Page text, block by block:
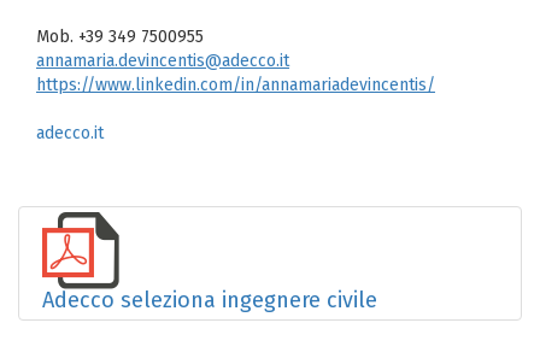
Mob. +39 349 7500955
annamaria.devincentis@adecco.it
https://www.linkedin.com/in/annamariadevincentis/
adecco.it
Adecco seleziona ingegnere civile